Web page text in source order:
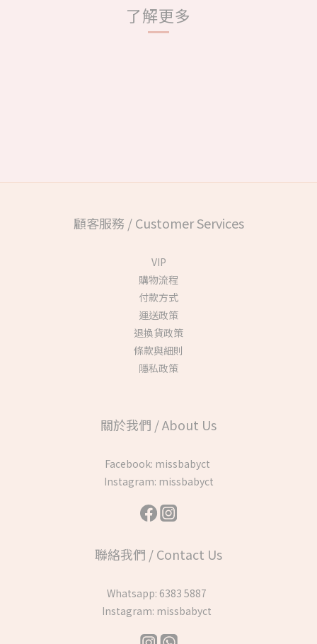
了解更多
顧客服務 / Customer Services
VIP
購物流程
付款方式
運送政策
退換貨政策
條款與細則
隱私政策
關於我們 / About Us
Facebook: missbabyct
Instagram: missbabyct
聯絡我們 / Contact Us
Whatsapp: 6383 5887
Instagram: missbabyct